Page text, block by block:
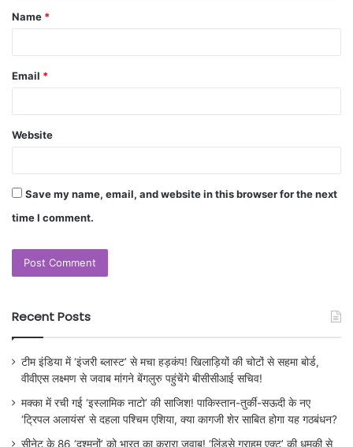
Name *
Email *
Website
Save my name, email, and website in this browser for the next
time I comment.
Recent Posts
टीम इंडिया में ‘इंजरी ब्लास्ट’ से मचा हड़कंप! खिलाड़ियों की चोटों से सहमा बोर्ड,
वीवीएस लक्ष्मण से जवाब मांगने बेंगलुरु पहुंचेंगे बीसीसीआई सचिव!
मक्का में रची गई ‘इस्लामिक नाटो’ की साजिश! पाकिस्तान-तुर्की-सऊदी के नए
‘ट्रिपल अलायंस’ से दहला पश्चिम एशिया, क्या कागजी शेर साबित होगा यह गठबंधन?
सीनेट के 86 ‘दुश्मनों’ को भारत का करारा जवाब! ‘लिंडसे ग्राहम एक्ट’ की धमकी से